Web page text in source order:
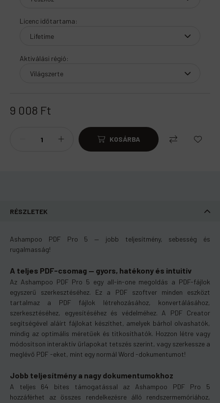
Licenc időtartama:
Aktiválási régió:
9 008 Ft
KOSÁRBA
RÉSZLETEK
Ashampoo PDF Pro 5 — jobb teljesítmény, sebesség és
rugalmasság!
A teljes PDF-csomag — gyors, hatékony és intuitív
Az Ashampoo PDF Pro 5 egy all-in-one megoldás a PDF-fájlok
egyszerű szerkesztéséhez. Ez a PDF szoftver minden eszközt
tartalmaz a PDF fájlok létrehozásához, konvertálásához,
szerkesztéséhez, egyesítéséhez és védelméhez. A PDF Creator
segítségével aláírt fájlokat készíthet, amelyek bárhol olvashatók,
mindig az optimális méretűek és titkosíthatók. Hozzon létre vagy
módosítson interaktív űrlapokat tetszés szerint, vagy szerkessze a
meglévő PDF -eket, mint egy normál Word -dokumentumot!
Jobb teljesítmény a nagy dokumentumokhoz
A teljes 64 bites támogatással az Ashampoo PDF Pro 5
hozzáférhet az összes rendelkezésre álló rendszermemóriához,